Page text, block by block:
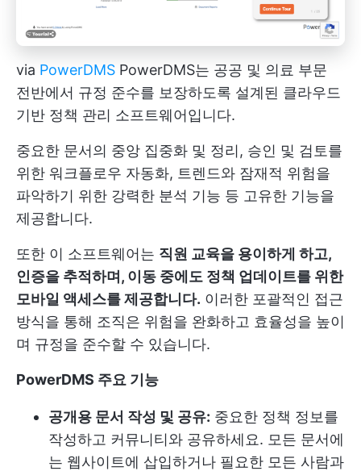
via PowerDMS PowerDMS는 공공 및 의료 부문
전반에서 규정 준수를 보장하도록 설계된 클라우드
기반 정책 관리 소프트웨어입니다.
중요한 문서의 중앙 집중화 및 정리, 승인 및 검토를
위한 워크플로우 자동화, 트렌드와 잠재적 위험을
파악하기 위한 강력한 분석 기능 등 고유한 기능을
제공합니다.
또한 이 소프트웨어는 직원 교육을 용이하게 하고,
인증을 추적하며, 이동 중에도 정책 업데이트를 위한
모바일 액세스를 제공합니다. 이러한 포괄적인 접근
방식을 통해 조직은 위험을 완화하고 효율성을 높이
며 규정을 준수할 수 있습니다.
PowerDMS 주요 기능
공개용 문서 작성 및 공유: 중요한 정책 정보를
작성하고 커뮤니티와 공유하세요. 모든 문서에
는 웹사이트에 삽입하거나 필요한 모든 사람과